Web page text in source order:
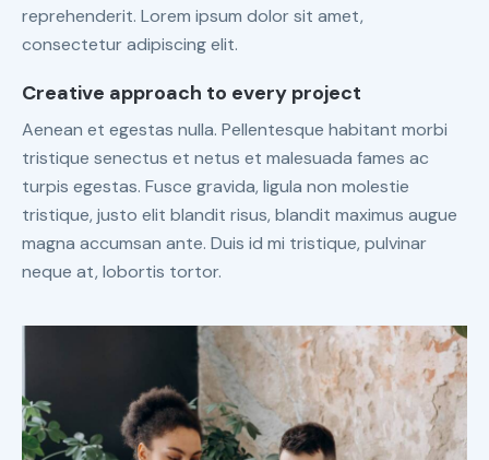
reprehenderit. Lorem ipsum dolor sit amet,
consectetur adipiscing elit.
Creative approach to every project
Aenean et egestas nulla. Pellentesque habitant morbi
tristique senectus et netus et malesuada fames ac
turpis egestas. Fusce gravida, ligula non molestie
tristique, justo elit blandit risus, blandit maximus augue
magna accumsan ante. Duis id mi tristique, pulvinar
neque at, lobortis tortor.